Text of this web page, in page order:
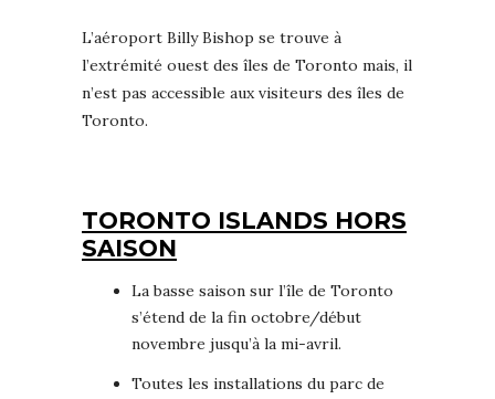
L’aéroport Billy Bishop se trouve à
l’extrémité ouest des îles de Toronto mais, il
n’est pas accessible aux visiteurs des îles de
Toronto.
TORONTO ISLANDS HORS
SAISON
La basse saison sur l’île de Toronto
s’étend de la fin octobre/début
novembre jusqu’à la mi-avril.
Toutes les installations du parc de